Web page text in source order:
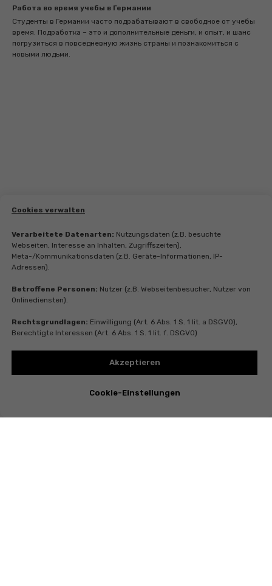
Работа во время учебы в Германии
Студенты в Германии часто подрабатывают в свободное от учебы
время. Подработка – это и дополнительные деньги, и опыт, и шанс
погрузиться в повседневную жизнь страны и познакомиться с
новыми людьми.
Cookies verwalten
Verarbeitete Datenarten: Nutzungsdaten (z.B. besuchte
Webseiten, Interesse an Inhalten, Zugriffszeiten),
Meta-/Kommunikationsdaten (z.B. Geräte-Informationen, IP-
Adressen).
Betroffene Personen: Nutzer (z.B. Webseitenbesucher, Nutzer von
Onlinediensten).
Rechtsgrundlagen: Einwilligung (Art. 6 Abs. 1 S. 1 lit. a DSGVO),
Berechtigte Interessen (Art. 6 Abs. 1 S. 1 lit. f. DSGVO)
Akzeptieren
Cookie-Einstellungen